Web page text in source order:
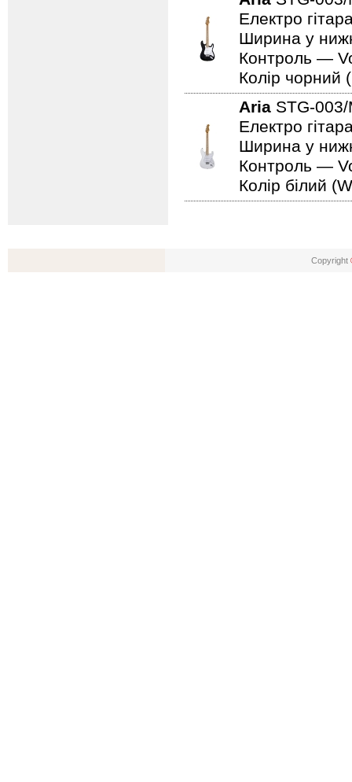
Електро
Ширина у
Контроль —
Колір чорний
Aria STG-
Електро
Ширина у
Контроль —
Колір білий
Copyright